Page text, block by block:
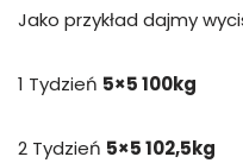
Jako przykład dajmy
1 Tydzień 5×5 100kg
2 Tydzień 5×5 102,5kg